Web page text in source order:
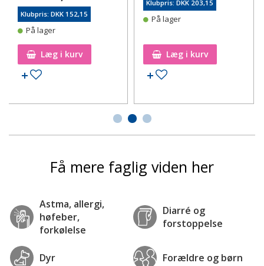
Klubpris: DKK 152,15
På lager
Læg i kurv
Tilføj til ønskeseddel
Klubpris: DKK 203,15
På lager
Læg i kurv
Tilføj til ønskeseddel
Få mere faglig viden her
Astma, allergi,
høfeber,
forkølelse
Diarré og
forstoppelse
Dyr Forældre og børn